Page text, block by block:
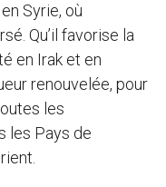
Syrie, où
Qu’il favorise la
en Irak et en
renouvelée, pour
les
les Pays de